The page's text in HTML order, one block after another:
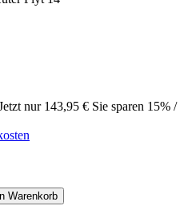
nur 143,95 € Sie sparen 15% /
Warenkorb